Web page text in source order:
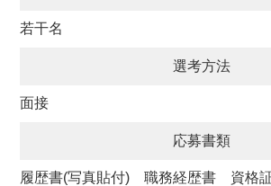
若干名
選考方法
面接
応募書類
履歴書(写真貼付) 職務経歴書 資格